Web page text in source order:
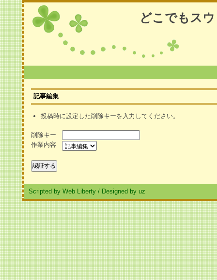
どこでもス
記事編集
投稿時に設定した削除キーを入力してください。
削除キー
作業内容
Scripted by Web Liberty / Designed by uz